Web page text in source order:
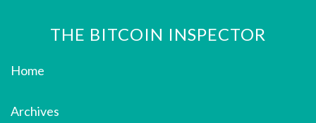
THE BITCOIN INSPECTOR
Home
Archives